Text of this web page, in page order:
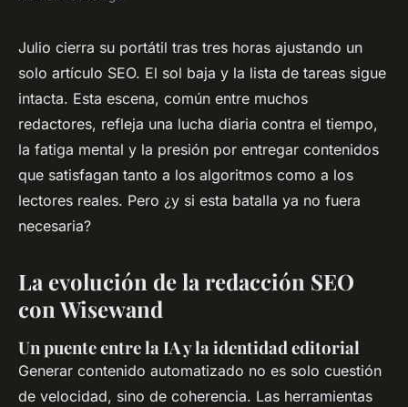
TECNOLOGÍA
La transformación del
contenido automatizado con
Wisewand
José María•26/03/2026 19:10• 8 min de lecture
Julio cierra su portátil tras tres horas ajustando un
solo artículo SEO. El sol baja y la lista de tareas sigue
intacta. Esta escena, común entre muchos
redactores, refleja una lucha diaria contra el tiempo,
la fatiga mental y la presión por entregar contenidos
que satisfagan tanto a los algoritmos como a los
lectores reales. Pero ¿y si esta batalla ya no fuera
necesaria?
La evolución de la redacción SEO
con Wisewand
Un puente entre la IA y la identidad editorial
Generar contenido automatizado no es solo cuestión
de velocidad, sino de coherencia. Las herramientas